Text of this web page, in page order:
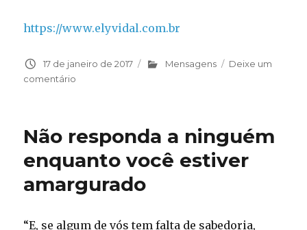
https://www.elyvidal.com.br
Publicado
em
17 de janeiro de 2017 Categorias
Mensagens
Deixe um
comentário
Não responda a ninguém
enquanto você estiver
amargurado
“E, se algum de vós tem falta de sabedoria,